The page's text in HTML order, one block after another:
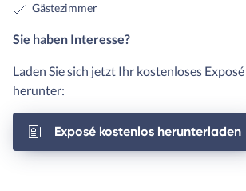
Gästezimmer
Sie haben Interesse?
Laden Sie sich jetzt Ihr kostenloses
herunter:
Exposé kostenlos herunterladen